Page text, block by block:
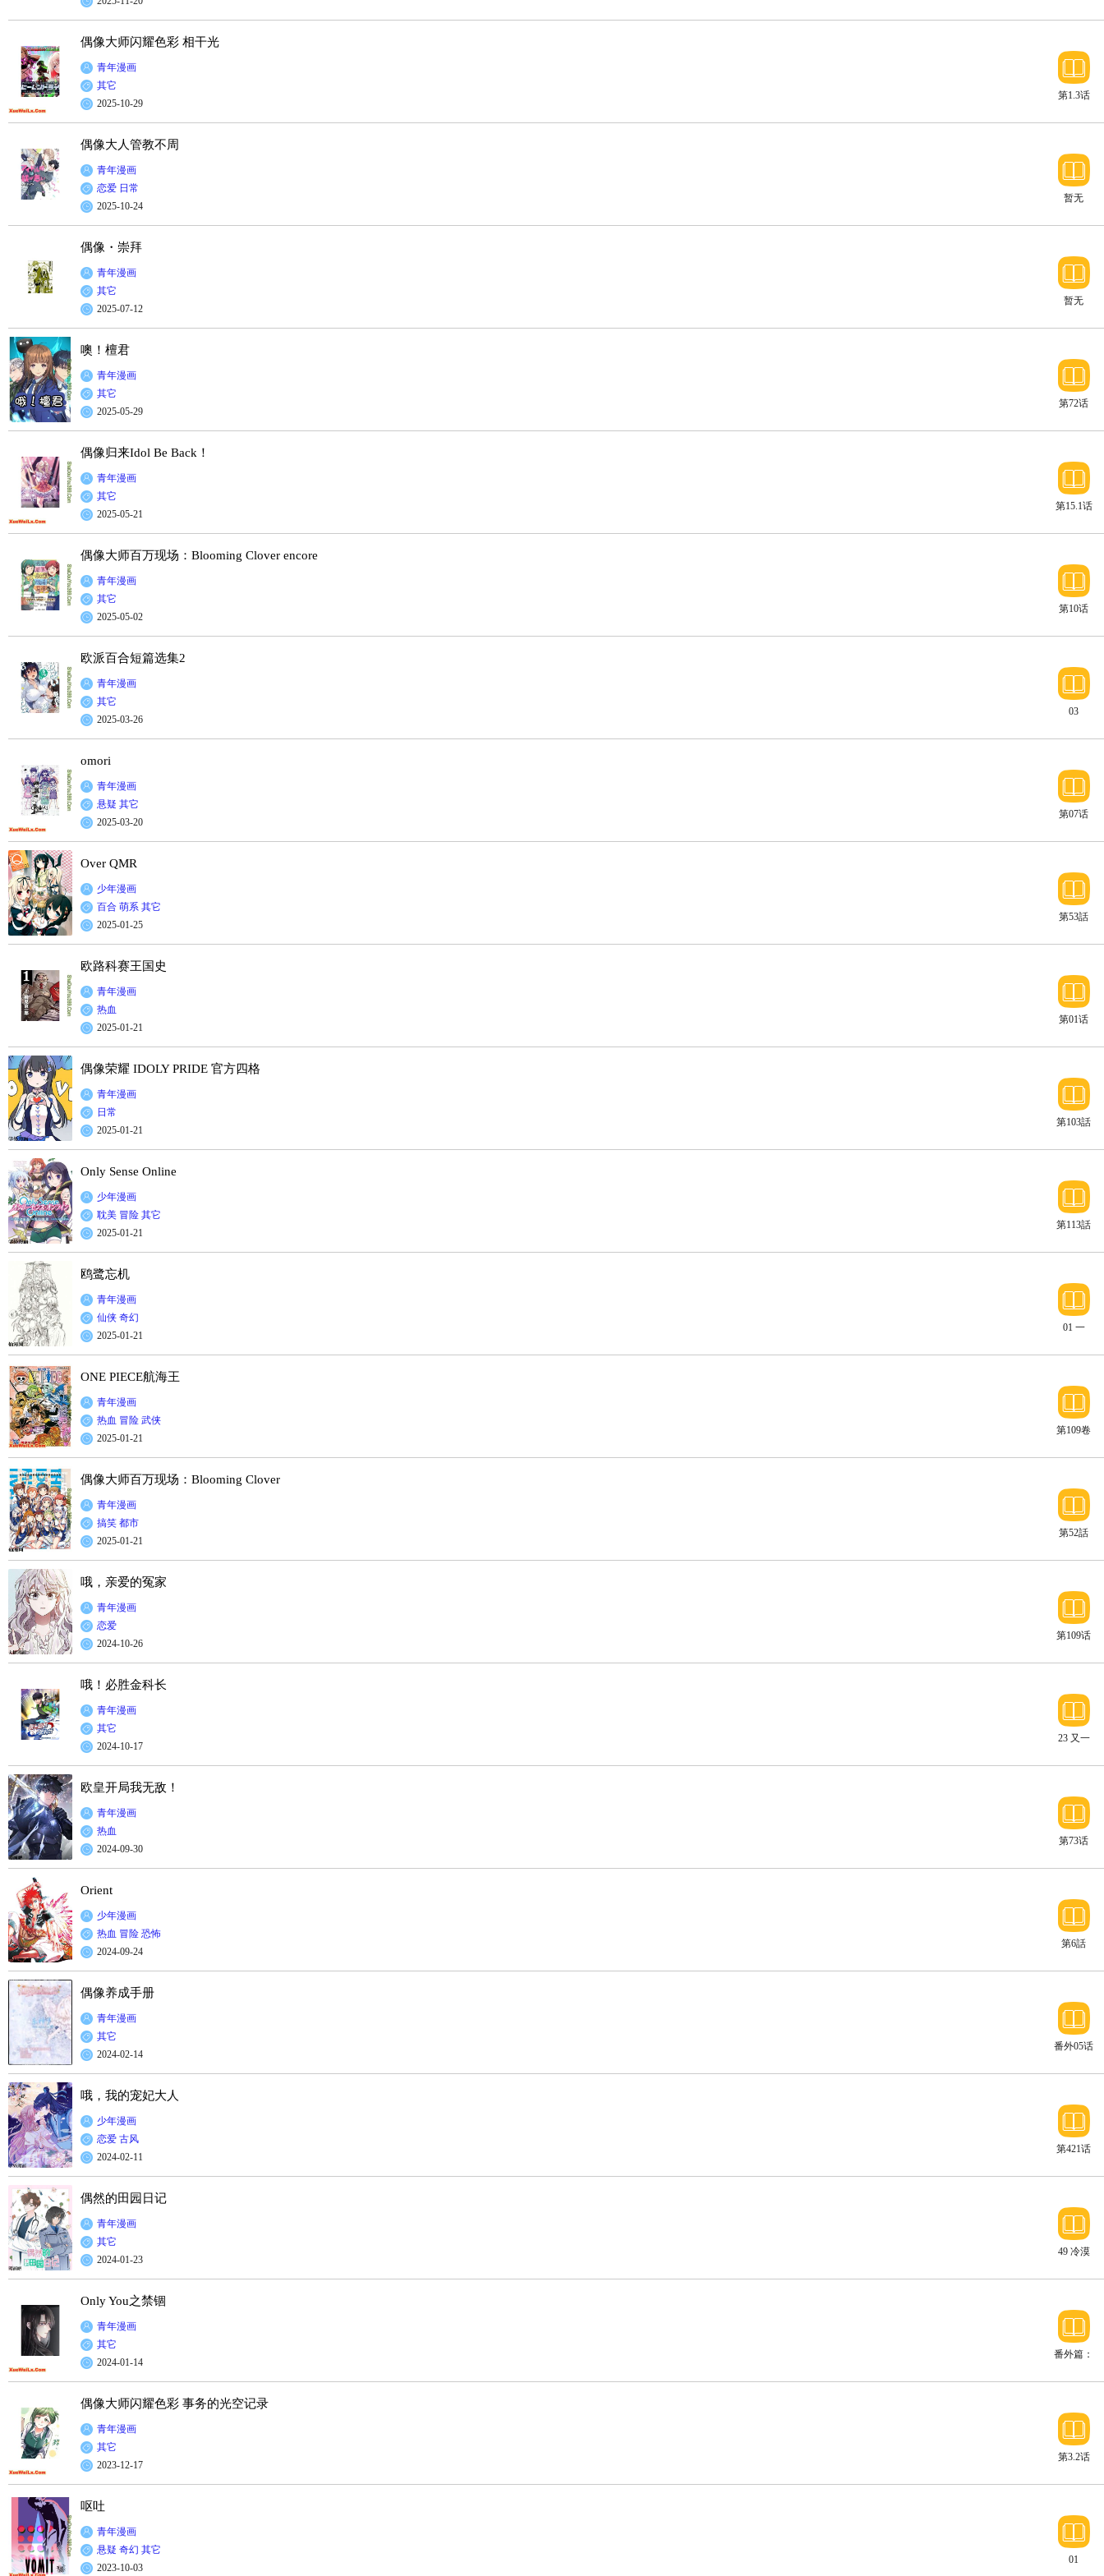
偶像大师闪耀色彩 相干光
青年漫画
其它
2025-10-29
第1.3话
偶像大人管教不周
青年漫画
恋爱 日常
2025-10-24
暂无
偶像・崇拜
青年漫画
其它
2025-07-12
暂无
噢！檀君
青年漫画
其它
2025-05-29
第72话
偶像归来Idol Be Back！
青年漫画
其它
2025-05-21
第15.1话
偶像大师百万现场：Blooming Clover encore
青年漫画
其它
2025-05-02
第10话
欧派百合短篇选集2
青年漫画
其它
2025-03-26
03
omori
青年漫画
悬疑 其它
2025-03-20
第07话
Over QMR
少年漫画
百合 萌系 其它
2025-01-25
第53話
欧路科赛王国史
青年漫画
热血
2025-01-21
第01话
偶像荣耀 IDOLY PRIDE 官方四格
青年漫画
日常
2025-01-21
第103話
Only Sense Online
少年漫画
耽美 冒险 其它
2025-01-21
第113話
鸥鹭忘机
青年漫画
仙侠 奇幻
2025-01-21
01 一
ONE PIECE航海王
青年漫画
热血 冒险 武侠
2025-01-21
第109卷
偶像大师百万现场：Blooming Clover
青年漫画
搞笑 都市
2025-01-21
第52話
哦，亲爱的冤家
青年漫画
恋爱
2024-10-26
第109话
哦！必胜金科长
青年漫画
其它
2024-10-17
23 又一
欧皇开局我无敌！
青年漫画
热血
2024-09-30
第73话
决
Orient
少年漫画
热血 冒险 恐怖
2024-09-24
第6話
偶像养成手册
青年漫画
其它
2024-02-14
番外05话
哦，我的宠妃大人
少年漫画
恋爱 古风
2024-02-11
第421话
偶然的田园日记
青年漫画
其它
2024-01-23
49 冷漠
Only You之禁锢
青年漫画
其它
2024-01-14
番外篇：
偶像大师闪耀色彩 事务的光空记录
青年漫画
其它
2023-12-17
第3.2话
呕吐
青年漫画
悬疑 奇幻 其它
2023-10-03
01